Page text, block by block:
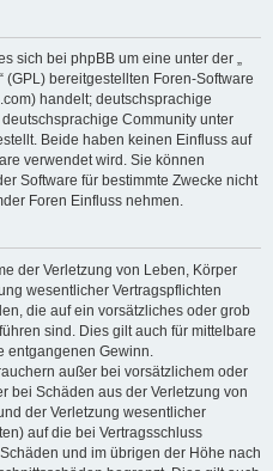
sich bei phpBB um eine unter der „
“ (GPL) bereitgestellten Foren-Software
handelt; deutschsprachige
Community unter
Beide haben keinen Einfluss auf
verwendet wird. Sie können
Software für bestimmte Zwecke nicht
Foren Einfluss nehmen.
der Verletzung von Leben, Körper
wesentlicher Vertragspflichten
die auf ein vorsätzliches oder grob
sind. Dies gilt auch für mittelbare
entgangenen Gewinn.
außer bei vorsätzlichem oder
bei Schäden aus der Verletzung von
der Verletzung wesentlicher
auf die bei Vertragsschluss
und im übrigen der Höhe nach